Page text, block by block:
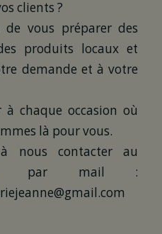
clients ?
de vous préparer des
produits locaux et
demande et à votre
chaque occasion où
là pour vous.
nous contacter au
ou par mail :